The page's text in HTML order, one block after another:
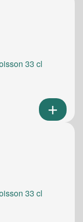
33 cl
33 cl